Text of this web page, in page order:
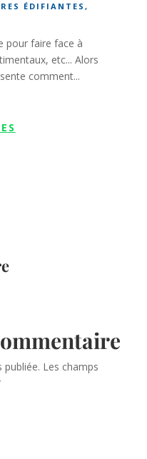
ÉDIFIANTES,
pour faire face à
etc... Alors
comment...
publiée. Les champs